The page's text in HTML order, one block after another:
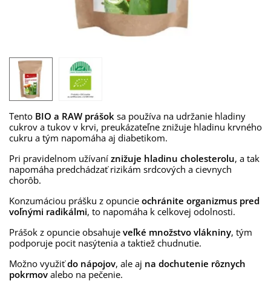
Tento BIO a RAW prášok sa používa na udržanie hladiny
cukrov a tukov v krvi, preukázateľne znižuje hladinu krvného
cukru a tým napomáha aj diabetikom.
Pri pravidelnom užívaní znižuje hladinu cholesterolu, a tak
napomáha predchádzať rizikám srdcových a cievnych
chorôb.
Konzumáciou prášku z opuncie ochránite organizmus pred
voľnými radikálmi, to napomáha k celkovej odolnosti.
Prášok z opuncie obsahuje veľké množstvo vlákniny, tým
podporuje pocit nasýtenia a taktiež chudnutie.
Možno využiťdo nápojov, ale aj na dochutenie rôznych
pokrmov alebo na pečenie.